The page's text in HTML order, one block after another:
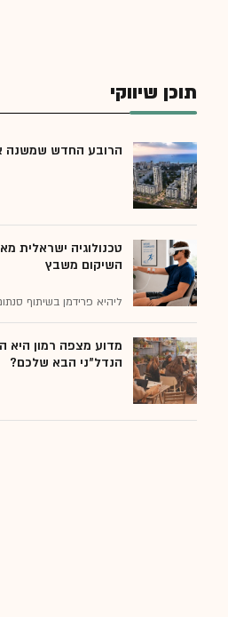
תוכן שיווקי
הרובע החדש שמשנה
טכנולוגיה ישראלית
השיקום משבץ
ליהיא פרידמן בשיתוף
מדוע מצפה רמון
הנדל"ני הבא שלכם?